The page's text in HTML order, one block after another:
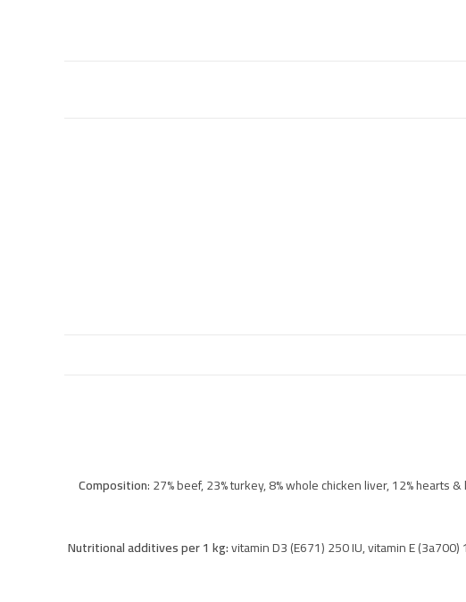
Composition: 27% beef, 23% turkey, 8% whole chicken liver, 12% hearts
Nutritional additives per 1 kg:vitamin D3 (E671) 250 IU, vitamin E